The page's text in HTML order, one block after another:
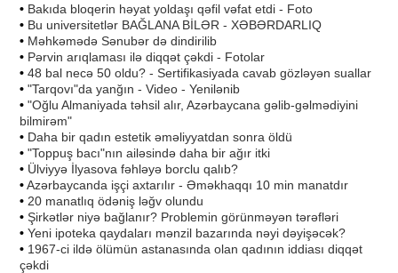
• Bakıda bloqerin həyat yoldaşı qəfil vəfat etdi - Foto
• Bu universitetlər BAĞLANA BİLƏR - XƏBƏRDARLIQ
• Məhkəmədə Sənubər də dindirilib
• Pərvin arıqlaması ilə diqqət çəkdi - Fotolar
• 48 bal necə 50 oldu? - Sertifikasiyada cavab gözləyən suallar
• "Tarqovı"da yanğın - Video - Yenilənib
• "Oğlu Almaniyada təhsil alır, Azərbaycana gəlib-gəlmədiyini
bilmirəm"
• Daha bir qadın estetik əməliyyatdan sonra öldü
• "Toppuş bacı"nın ailəsində daha bir ağır itki
• Ülviyyə İlyasova fəhləyə borclu qalıb?
•Azərbaycanda işçi axtarılır - Əməkhaqqı 10 min manatdır
• 20 manatlıq ödəniş ləğv olundu
• Şirkətlər niyə bağlanır? Problemin görünməyən tərəfləri
• Yeni ipoteka qaydaları mənzil bazarında nəyi dəyişəcək?
• 1967-ci ildə ölümün astanasında olan qadının iddiası diqqət
çəkdi